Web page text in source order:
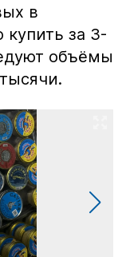
в
за 3-
объёмы